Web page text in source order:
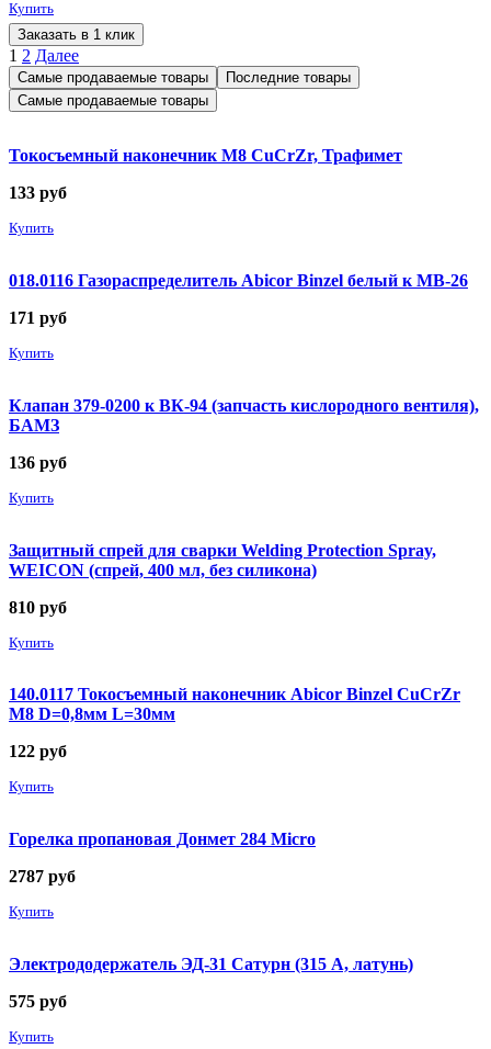
Купить
Заказать в 1 клик
1 2 Далее
Самые продаваемые товары
Последние товары
Самые продаваемые товары
Токосъемный наконечник М8 CuCrZr, Трафимет
133 руб
Купить
018.0116 Газораспределитель Abicor Binzel белый к MB-26
171 руб
Купить
Клапан 379-0200 к ВК-94 (запчасть кислородного вентиля),
БАМЗ
136 руб
Купить
Защитный спрей для сварки Welding Protection Spray,
WEICON (спрей, 400 мл, без силикона)
810 руб
Купить
140.0117 Токосъемный наконечник Abicor Binzel CuCrZr
М8 D=0,8мм L=30мм
122 руб
Купить
Горелка пропановая Донмет 284 Micro
2787 руб
Купить
Электрододержатель ЭД-31 Сатурн (315 А, латунь)
575 руб
Купить